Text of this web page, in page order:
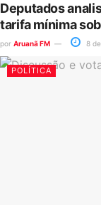
Deputados
tarifa mínima
por Aruanã FM 8
POLÍTICA